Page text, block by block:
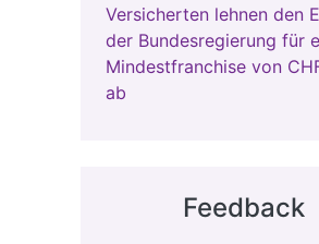
Versicherten lehnen den
der Bundesregierung für
Mindestfranchise von
ab
Feedback